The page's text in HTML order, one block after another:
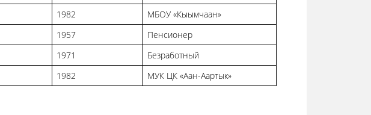
1982
МБОУ «Кыымчаан»
1957
Пенсионер
1971
Безработный
1982 МУК ЦК «Аан-Аартык»